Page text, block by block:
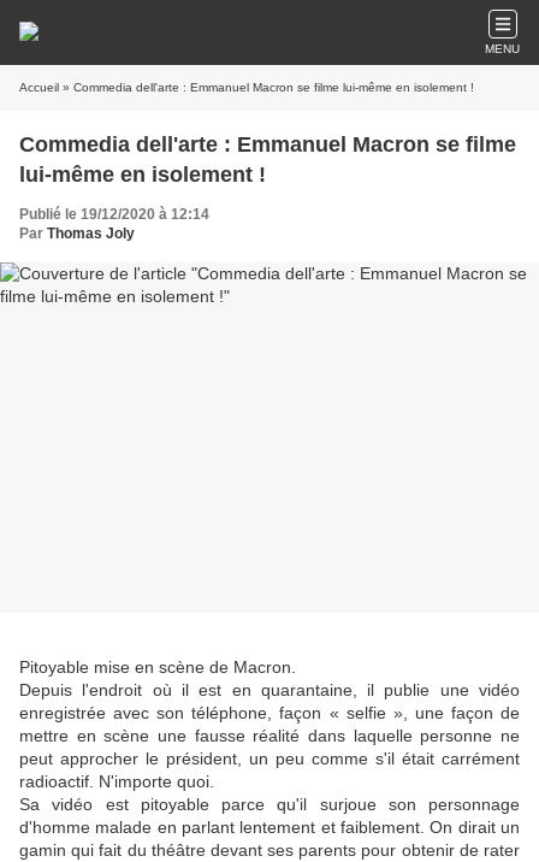
MENU
Accueil » Commedia dell'arte : Emmanuel Macron se filme lui-même en isolement !
Commedia dell'arte : Emmanuel Macron se filme
lui-même en isolement !
Publié le 19/12/2020 à 12:14
Par Thomas Joly
Pitoyable mise en scène de Macron.
Depuis l'endroit où il est en quarantaine, il publie une vidéo
enregistrée avec son téléphone, façon « selfie », une façon de
mettre en scène une fausse réalité dans laquelle personne ne
peut approcher le président, un peu comme s'il était carrément
radioactif. N'importe quoi.
Sa vidéo est pitoyable parce qu'il surjoue son personnage
d'homme malade en parlant lentement et faiblement. On dirait un
gamin qui fait du théâtre devant ses parents pour obtenir de rater